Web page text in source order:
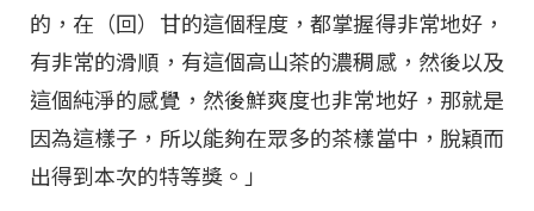
的，在（回）甘的這個程度，都掌握得非常地好，
有非常的滑順，有這個高山茶的濃稠感，然後以及
這個純淨的感覺，然後鮮爽度也非常地好，那就是
因為這樣子，所以能夠在眾多的茶樣當中，脫穎而
出得到本次的特等獎。」